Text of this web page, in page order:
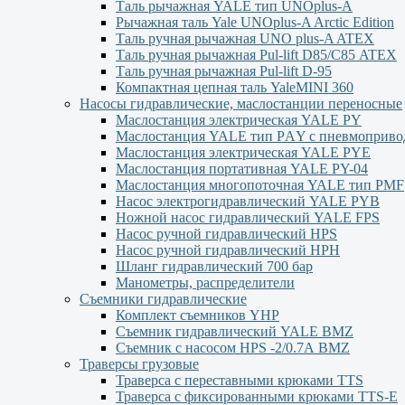
Таль рычажная YALE тип UNOplus-A
Рычажная таль Yale UNOplus-A Arctic Edition
Таль ручная рычажная UNO plus-A ATEX
Таль ручная рычажная Pul-lift D85/С85 ATEX
Таль ручная рычажная Pul-lift D-95
Компактная цепная таль YaleMINI 360
Насосы гидравлические, маслостанции переносные
Маслостанция электрическая YALE PY
Маслостанция YALE тип PАY с
Маслостанция электрическая YALE PYЕ
Маслостанция портативная YALE PY-04
Маслостанция многопоточная YALE тип PMF
Насос электрогидравлический YALE PYB
Ножной насос гидравлический YALE FPS
Насос ручной гидравлический HPS
Насос ручной гидравлический HPН
Шланг гидравлический 700 бар
Манометры, распределители
Съемники гидравлические
Комплект съемников YHP
Съемник гидравлический YALE BMZ
Съемник с насосом HPS -2/0.7А BMZ
Траверсы грузовые
Траверса с переставными крюками TTS
Траверса с фиксированными крюками TTS-Е